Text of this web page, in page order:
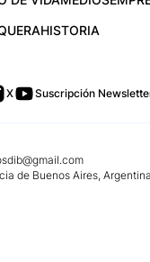
HISTORIA
X Suscripción
de Buenos Aires, Argentina